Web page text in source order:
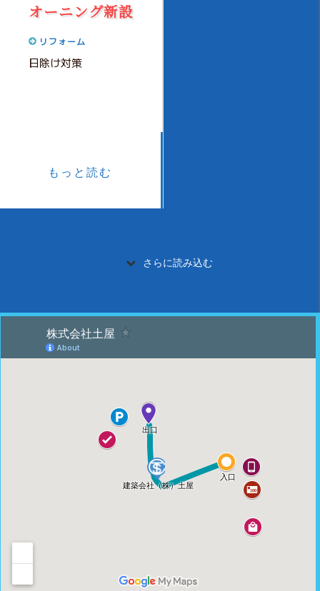
オーニング新設
リフォーム
日除け対策
もっと読む
さらに読み込む